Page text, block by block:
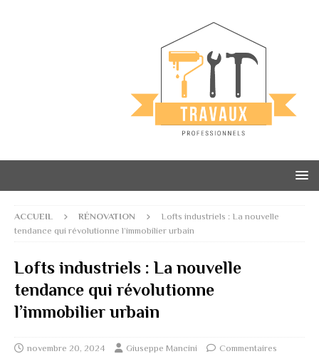
ACCUEIL RÉNOVATION
Lofts industriels : La nouvelle
tendance qui révolutionne l’immobilier urbain
Lofts industriels : La nouvelle
tendance qui révolutionne
l’immobilier urbain
novembre 20, 2024 Giuseppe Mancini
Commentaires